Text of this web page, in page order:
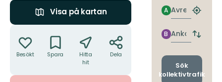
Visa på kartan
Besökt Spara
Hitta
hit
Dela
Avresa
A
Hitta
Ankomst
B
Byt
och
Sök
kollektivtrafik